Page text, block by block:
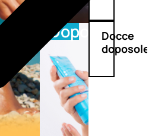
Doposole
Docce
doposole